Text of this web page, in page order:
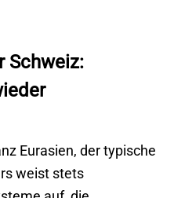
Schweiz:
Eurasien, der typische
weist stets